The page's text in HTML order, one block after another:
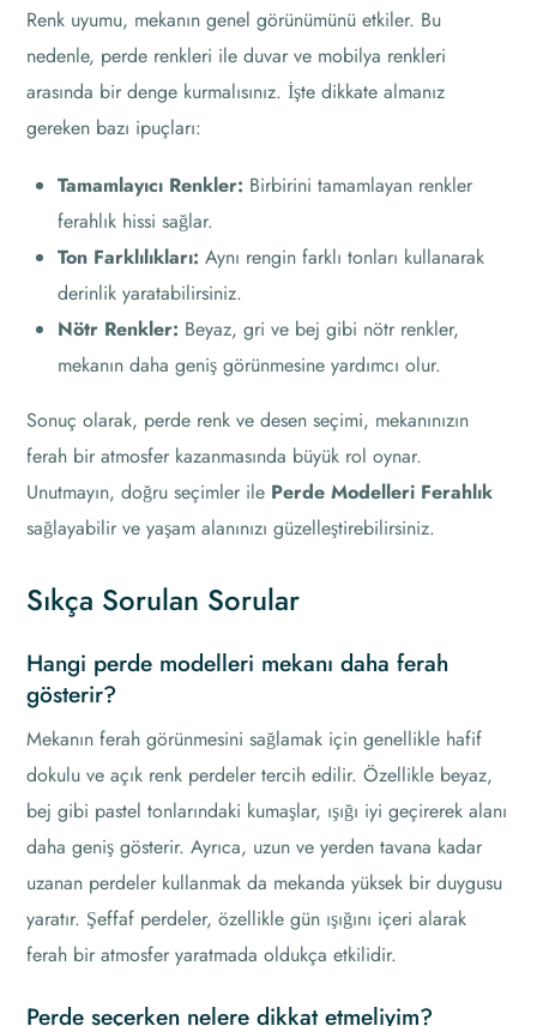
Renk uyumu, mekanın genel görünümünü etkiler. Bu
nedenle, perde renkleri ile duvar ve mobilya renkleri
arasında bir denge kurmalısınız. İşte dikkate almanız
gereken bazı ipuçları:
Tamamlayıcı Renkler: Birbirini tamamlayan renkler
ferahlık hissi sağlar.
Ton Farklılıkları: Aynı rengin farklı tonları kullanarak
derinlik yaratabilirsiniz.
Nötr Renkler: Beyaz, gri ve bej gibi nötr renkler,
mekanın daha geniş görünmesine yardımcı olur.
Sonuç olarak, perde renk ve desen seçimi, mekanınızın
ferah bir atmosfer kazanmasında büyük rol oynar.
Unutmayın, doğru seçimler ile Perde Modelleri Ferahlık
sağlayabilir ve yaşam alanınızı güzelleştirebilirsiniz.
Sıkça Sorulan Sorular
Hangi perde modelleri mekanı daha ferah
gösterir?
Mekanın ferah görünmesini sağlamak için genellikle hafif
dokulu ve açık renk perdeler tercih edilir. Özellikle beyaz,
bej gibi pastel tonlarındaki kumaşlar, ışığı iyi geçirerek alanı
daha geniş gösterir. Ayrıca, uzun ve yerden tavana kadar
uzanan perdeler kullanmak da mekanda yüksek bir duygusu
yaratır. Şeffaf perdeler, özellikle gün ışığını içeri alarak
ferah bir atmosfer yaratmada oldukça etkilidir.
Perde seçerken nelere dikkat etmeliyim?